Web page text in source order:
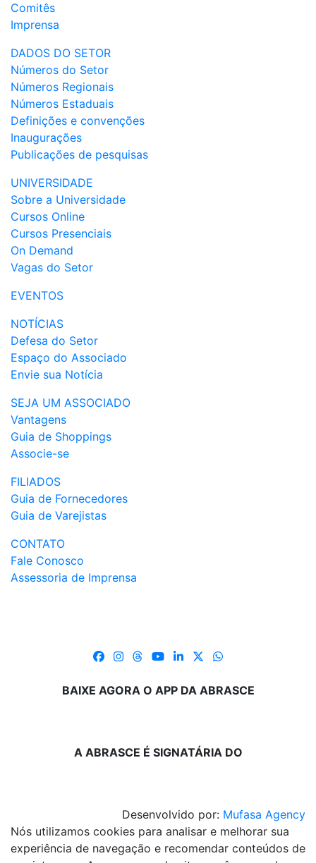
Comitês
Imprensa
DADOS DO SETOR
Números do Setor
Números Regionais
Números Estaduais
Definições e convenções
Inaugurações
Publicações de pesquisas
UNIVERSIDADE
Sobre a Universidade
Cursos Online
Cursos Presenciais
On Demand
Vagas do Setor
EVENTOS
NOTÍCIAS
Defesa do Setor
Espaço do Associado
Envie sua Notícia
SEJA UM ASSOCIADO
Vantagens
Guia de Shoppings
Associe-se
FILIADOS
Guia de Fornecedores
Guia de Varejistas
CONTATO
Fale Conosco
Assessoria de Imprensa
BAIXE AGORA O APP DA ABRASCE
A ABRASCE É SIGNATÁRIA DO
Desenvolvido por: Mufasa Agency
Nós utilizamos cookies para analisar e melhorar sua
experiência de navegação e recomendar conteúdos de